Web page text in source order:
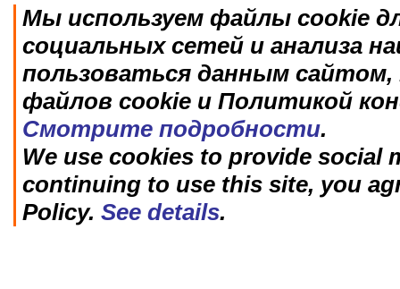
Мы используем файлы cookie
социальных сетей и анализа
пользоваться данным
файлов cookie и Политикой
Смотрите подробности.
We use cookies to provide social
continuing to use this site, you
Policy. See details.